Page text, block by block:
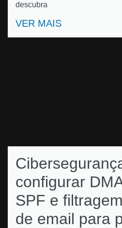
descubra
VER MAIS
configurar
SPF e
de email para